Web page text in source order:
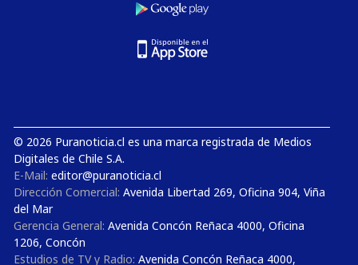
© 2026 Puranoticia.cl es una marca registrada de Medios
Digitales de Chile S.A.
E-Mail: editor@puranoticia.cl
Dirección Comercial: Avenida Libertad 269, Oficina 904, Viña
del Mar
Gerencia General: Avenida Concón Reñaca 4000, Oficina
1206, Concón
Estudios de TV y Radio: Avenida Concón Reñaca 4000,